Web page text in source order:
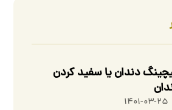
دندان یا سفید کردن
۱۴۰۱-۰۳-۲۵